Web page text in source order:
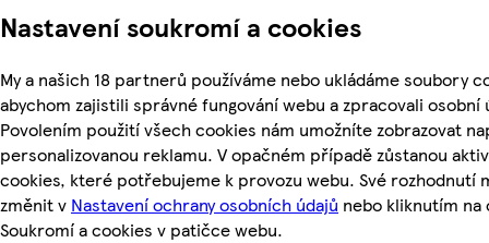
Nastavení soukromí a cookies
My a našich 18 partnerů používáme nebo ukládáme soubory
abychom zajistili správné fungování webu a zpracovali osobní
Povolením použití všech cookies nám umožníte zobrazovat
personalizovanou reklamu. V opačném případě zůstanou
cookies, které potřebujeme k provozu webu. Své rozhodnutí
změnit v Nastavení ochrany osobních údajů nebo kliknutím na
Soukromí a cookies v patičce webu.